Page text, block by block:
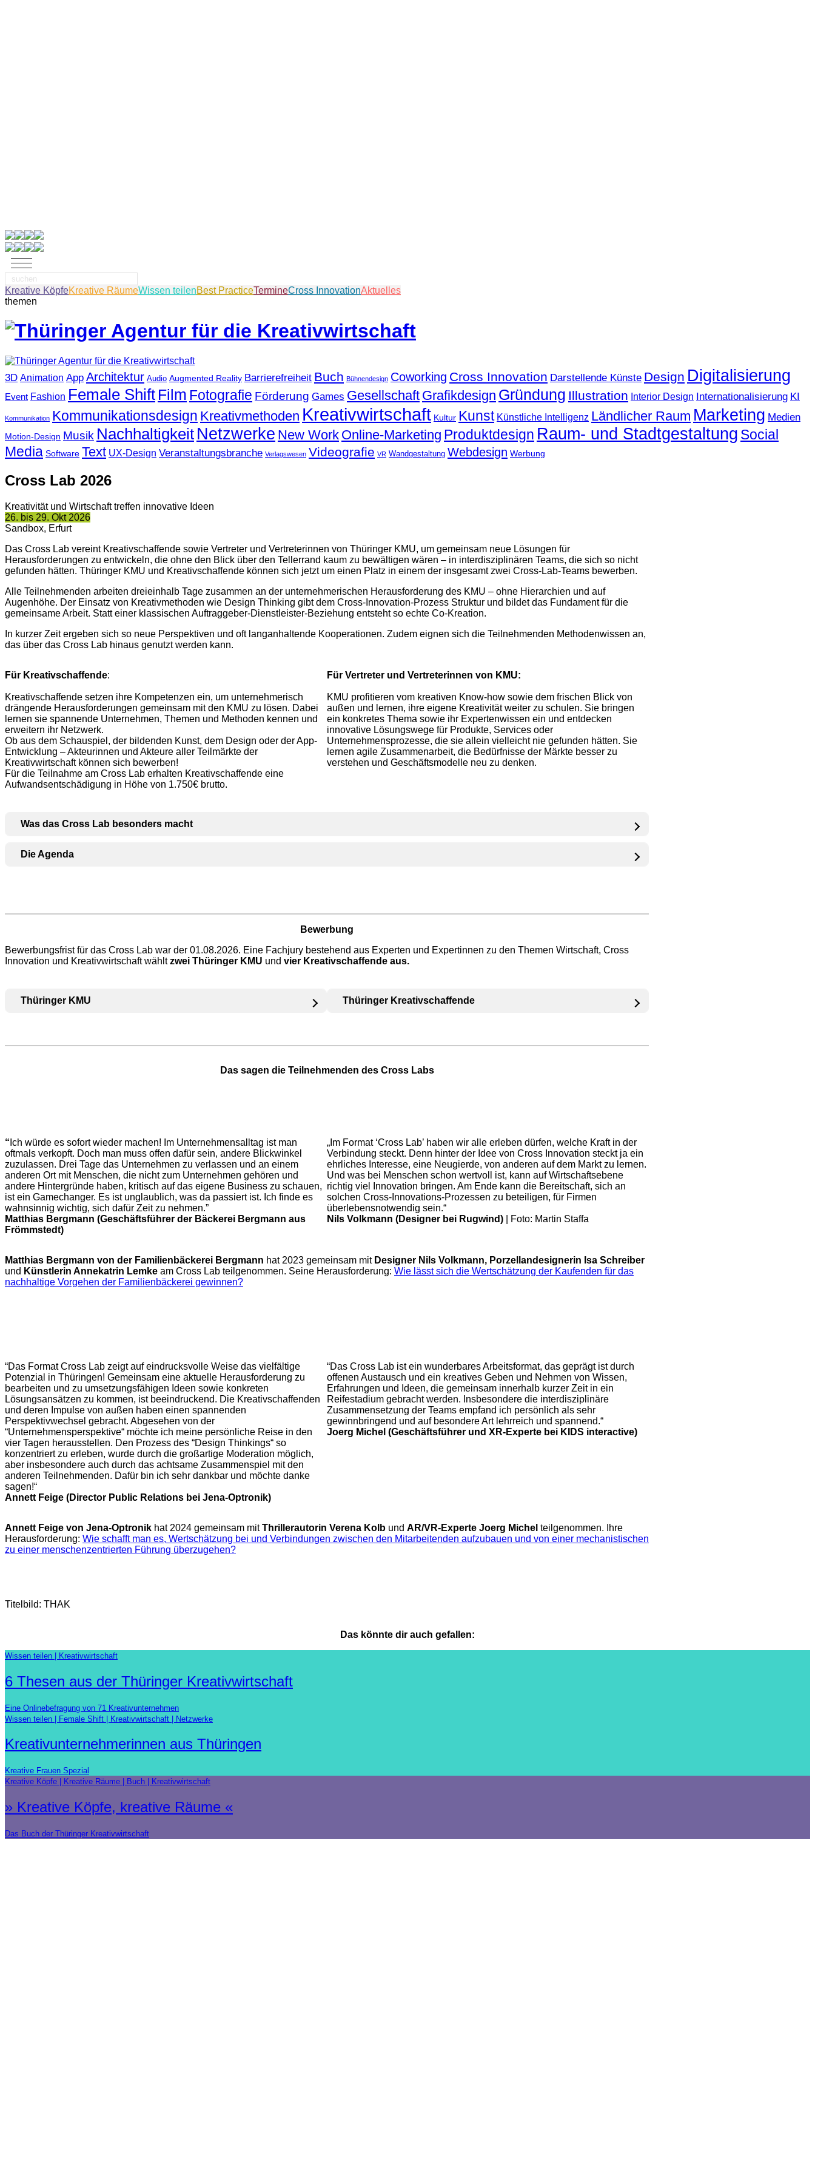
Suche
nach:
Kreative KöpfeKreative RäumeWissen teilenBest PracticeTermineCross InnovationAktuelles
themen
3D Animation App Architektur Audio Augmented Reality Barrierefreiheit Buch Bühnendesign Coworking Cross Innovation Darstellende Künste Design Digitalisierung
Event Fashion Female Shift Film Fotografie Förderung Games Gesellschaft Grafikdesign Gründung Illustration Interior Design Internationalisierung KI
Kommunikation Kommunikationsdesign Kreativmethoden Kreativwirtschaft Kultur Kunst Künstliche Intelligenz Ländlicher Raum Marketing Medien
Motion-Design Musik Nachhaltigkeit Netzwerke New Work Online-Marketing Produktdesign Raum- und Stadtgestaltung Social
Media Software Text UX-Design Veranstaltungsbranche Verlagswesen Videografie VR Wandgestaltung Webdesign Werbung
Cross Lab 2026
Kreativität und Wirtschaft treffen innovative Ideen
26. bis 29. Okt 2026
Sandbox, Erfurt
Das Cross Lab vereint Kreativschaffende sowie Vertreter und Vertreterinnen von Thüringer KMU, um gemeinsam neue Lösungen für
Herausforderungen zu entwickeln, die ohne den Blick über den Tellerrand kaum zu bewältigen wären – in interdisziplinären Teams, die sich so nicht
gefunden hätten. Thüringer KMU und Kreativschaffende können sich jetzt um einen Platz in einem der insgesamt zwei Cross-Lab-Teams bewerben.
Alle Teilnehmenden arbeiten dreieinhalb Tage zusammen an der unternehmerischen Herausforderung des KMU – ohne Hierarchien und auf
Augenhöhe. Der Einsatz von Kreativmethoden wie Design Thinking gibt dem Cross-Innovation-Prozess Struktur und bildet das Fundament für die
gemeinsame Arbeit. Statt einer klassischen Auftraggeber-Dienstleister-Beziehung entsteht so echte Co-Kreation.
In kurzer Zeit ergeben sich so neue Perspektiven und oft langanhaltende Kooperationen. Zudem eignen sich die Teilnehmenden Methodenwissen an,
das über das Cross Lab hinaus genutzt werden kann.
Für Kreativschaffende:
Kreativschaffende setzen ihre Kompetenzen ein, um unternehmerisch
drängende Herausforderungen gemeinsam mit den KMU zu lösen. Dabei
lernen sie spannende Unternehmen, Themen und Methoden kennen und
erweitern ihr Netzwerk.
Ob aus dem Schauspiel, der bildenden Kunst, dem Design oder der App-
Entwicklung – Akteurinnen und Akteure aller Teilmärkte der
Kreativwirtschaft können sich bewerben!
Für die Teilnahme am Cross Lab erhalten Kreativschaffende eine
Aufwandsentschädigung in Höhe von 1.750€ brutto.
Für Vertreter und Vertreterinnen von KMU:
KMU profitieren vom kreativen Know-how sowie dem frischen Blick von
außen und lernen, ihre eigene Kreativität weiter zu schulen. Sie bringen
ein konkretes Thema sowie ihr Expertenwissen ein und entdecken
innovative Lösungswege für Produkte, Services oder
Unternehmensprozesse, die sie allein vielleicht nie gefunden hätten. Sie
lernen agile Zusammenarbeit, die Bedürfnisse der Märkte besser zu
verstehen und Geschäftsmodelle neu zu denken.
Was das Cross Lab besonders macht
Die Agenda
Bewerbung
Bewerbungsfrist für das Cross Lab war der 01.08.2026. Eine Fachjury bestehend aus Experten und Expertinnen zu den Themen Wirtschaft, Cross
Innovation und Kreativwirtschaft wähltzwei Thüringer KMU und vier Kreativschaffende aus.
Thüringer KMU Thüringer Kreativschaffende
Das sagen die Teilnehmenden des Cross Labs
“ Ich würde es sofort wieder machen! Im Unternehmensalltag ist man
oftmals verkopft. Doch man muss offen dafür sein, andere Blickwinkel
zuzulassen. Drei Tage das Unternehmen zu verlassen und an einem
anderen Ort mit Menschen, die nicht zum Unternehmen gehören und
andere Hintergründe haben, kritisch auf das eigene Business zu schauen,
ist ein Gamechanger. Es ist unglaublich, was da passiert ist. Ich finde es
wahnsinnig wichtig, sich dafür Zeit zu nehmen.”
Matthias Bergmann (Geschäftsführer der Bäckerei Bergmann aus
Frömmstedt)
„Im Format ‘Cross Lab’ haben wir alle erleben dürfen, welche Kraft in der
Verbindung steckt. Denn hinter der Idee von Cross Innovation steckt ja ein
ehrliches Interesse, eine Neugierde, von anderen auf dem Markt zu lernen.
Und was bei Menschen schon wertvoll ist, kann auf Wirtschaftsebene
richtig viel Innovation bringen. Am Ende kann die Bereitschaft, sich an
solchen Cross-Innovations-Prozessen zu beteiligen, für Firmen
überlebensnotwendig sein.“
Nils Volkmann (Designer bei Rugwind) | Foto: Martin Staffa
Matthias Bergmann von der Familienbäckerei Bergmann hat 2023 gemeinsam mit Designer Nils Volkmann, Porzellandesignerin Isa Schreiber
und Künstlerin Annekatrin Lemke am Cross Lab teilgenommen. Seine Herausforderung: Wie lässt sich die Wertschätzung der Kaufenden für das
nachhaltige Vorgehen der Familienbäckerei gewinnen?
“Das Format Cross Lab zeigt auf eindrucksvolle Weise das vielfältige
Potenzial in Thüringen! Gemeinsam eine aktuelle Herausforderung zu
bearbeiten und zu umsetzungsfähigen Ideen sowie konkreten
Lösungsansätzen zu kommen, ist beeindruckend. Die Kreativschaffenden
und deren Impulse von außen haben einen spannenden
Perspektivwechsel gebracht. Abgesehen von der
“Unternehmensperspektive“ möchte ich meine persönliche Reise in den
vier Tagen herausstellen. Den Prozess des “Design Thinkings“ so
konzentriert zu erleben, wurde durch die großartige Moderation möglich,
aber insbesondere auch durch das achtsame Zusammenspiel mit den
anderen Teilnehmenden. Dafür bin ich sehr dankbar und möchte danke
sagen!“
Annett Feige (Director Public Relations bei Jena-Optronik)
“Das Cross Lab ist ein wunderbares Arbeitsformat, das geprägt ist durch
offenen Austausch und ein kreatives Geben und Nehmen von Wissen,
Erfahrungen und Ideen, die gemeinsam innerhalb kurzer Zeit in ein
Reifestadium gebracht werden. Insbesondere die interdisziplinäre
Zusammensetzung der Teams empfand ich persönlich als sehr
gewinnbringend und auf besondere Art lehrreich und spannend.“
Joerg Michel (Geschäftsführer und XR-Experte bei KIDS interactive)
Annett Feige von Jena-Optronik hat 2024 gemeinsam mitThrillerautorin Verena Kolb und AR/VR-Experte Joerg Michel teilgenommen. Ihre
Herausforderung: Wie schafft man es, Wertschätzung bei und Verbindungen zwischen den Mitarbeitenden aufzubauen und von einer mechanistischen
zu einer menschenzentrierten Führung überzugehen?
Titelbild: THAK
Das könnte dir auch gefallen:
Wissen teilen Kreativwirtschaft
6 Thesen aus der Thüringer Kreativwirtschaft
Eine Onlinebefragung von 71 Kreativunternehmen
Wissen teilen
Female Shift Kreativwirtschaft Netzwerke
Kreativunternehmerinnen aus Thüringen
Kreative Frauen Spezial
Kreative Köpfe
Kreative Räume Buch Kreativwirtschaft
» Kreative Köpfe, kreative Räume «
Das Buch der Thüringer Kreativwirtschaft